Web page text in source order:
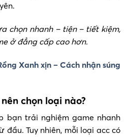
chọn nhanh – tiện – tiết kiệm,
ở đẳng cấp cao hơn.
Xanh xịn – Cách nhận súng
chọn loại nào?
bạn trải nghiệm game nhanh
đầu. Tuy nhiên, mỗi loại acc có